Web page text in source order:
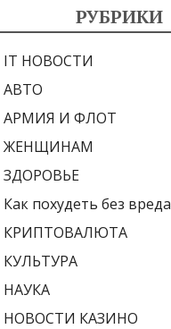
РУБРИКИ
IT НОВОСТИ
АВТО
АРМИЯ И ФЛОТ
ЖЕНЩИНАМ
ЗДОРОВЬЕ
Как похудеть без вреда
КРИПТОВАЛЮТА
КУЛЬТУРА
НАУКА
НОВОСТИ КАЗИНО